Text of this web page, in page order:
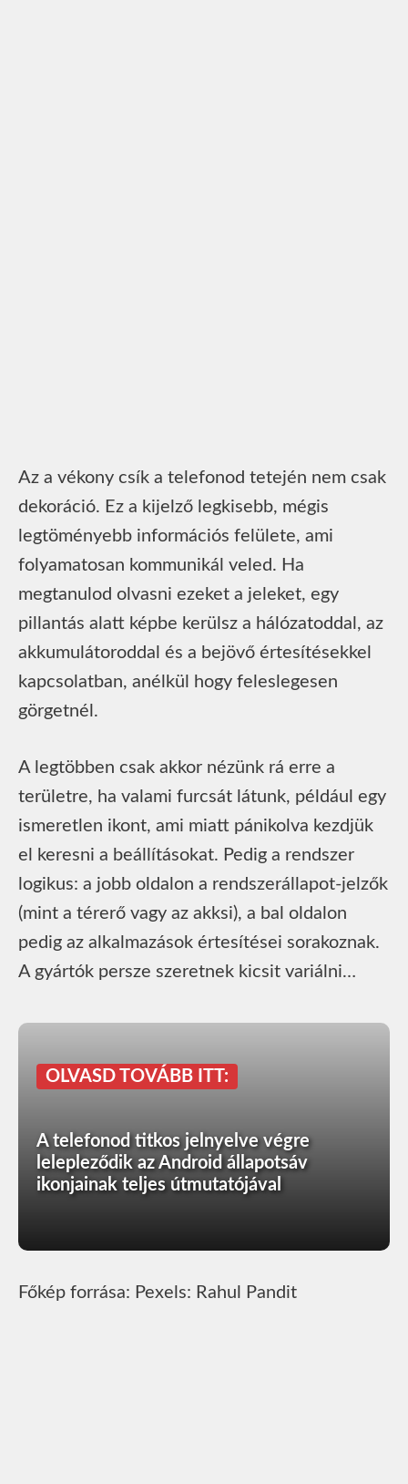
Az a vékony csík a telefonod tetején nem csak
dekoráció. Ez a kijelző legkisebb, mégis
legtöményebb információs felülete, ami
folyamatosan kommunikál veled. Ha
megtanulod olvasni ezeket a jeleket, egy
pillantás alatt képbe kerülsz a hálózatoddal, az
akkumulátoroddal és a bejövő értesítésekkel
kapcsolatban, anélkül hogy feleslegesen
görgetnél.
A legtöbben csak akkor nézünk rá erre a
területre, ha valami furcsát látunk, például egy
ismeretlen ikont, ami miatt pánikolva kezdjük
el keresni a beállításokat. Pedig a rendszer
logikus: a jobb oldalon a rendszerállapot-jelzők
(mint a térerő vagy az akksi), a bal oldalon
pedig az alkalmazások értesítései sorakoznak.
A gyártók persze szeretnek kicsit variálni…
OLVASD TOVÁBB ITT:
A telefonod titkos jelnyelve végre
lelepleződik az Android állapotsáv
ikonjainak teljes útmutatójával
Főkép forrása: Pexels: Rahul Pandit